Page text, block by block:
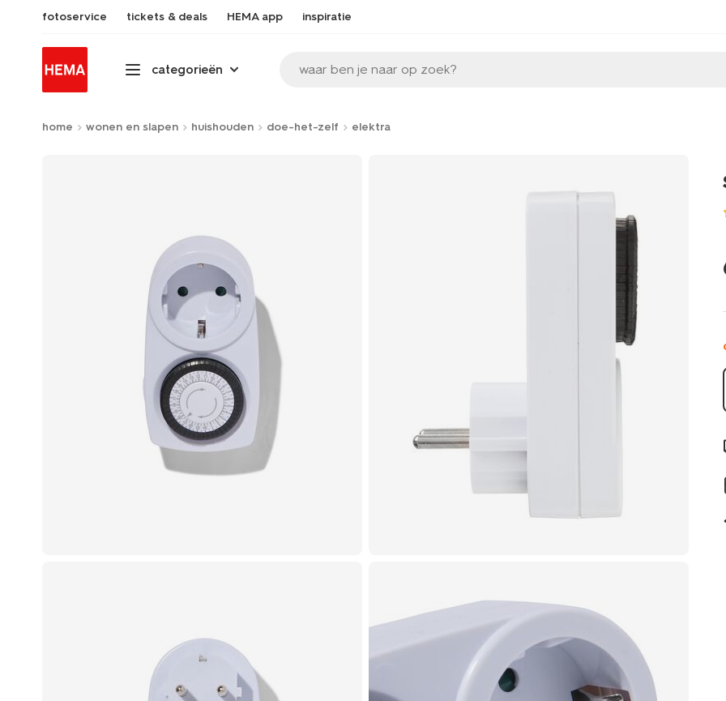
fotoservice tickets & deals HEMA app inspiratie
categorieën waar ben je naar op zoek?
home wonen en slapen huishouden doe-het-zelf elektra